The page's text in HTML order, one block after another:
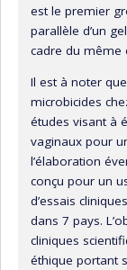
est le premier
parallèle d’un
cadre du même
Il est à noter
microbicides
études visant à
vaginaux pour
l’élaboration
conçu pour un
d’essais
dans 7 pays.
cliniques
éthique portant